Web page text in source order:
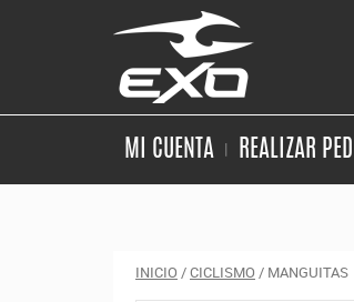
MI CUENTA REALIZAR
INICIO /CICLISMO / MANGUITAS